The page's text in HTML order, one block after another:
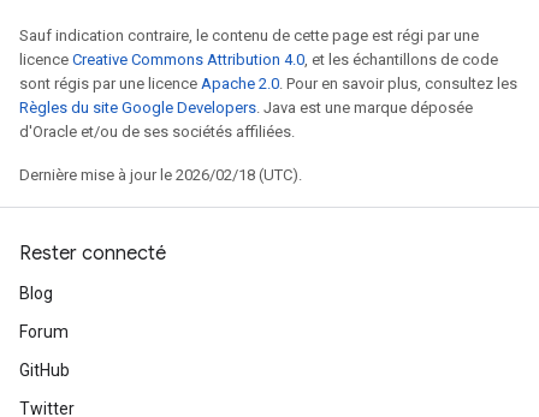
Sauf indication contraire, le contenu de cette page est régi par une
licence Creative Commons Attribution 4.0, et les échantillons de code
sont régis par une licence Apache 2.0. Pour en savoir plus, consultez les
Règles du site Google Developers. Java est une marque déposée
d'Oracle et/ou de ses sociétés affiliées.
Dernière mise à jour le 2026/02/18 (UTC).
Rester connecté
Blog
Forum
GitHub
Twitter